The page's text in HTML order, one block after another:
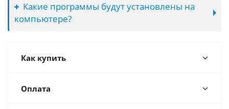
Какие программы будут установлены на
компьютере?
Как купить
Оплата